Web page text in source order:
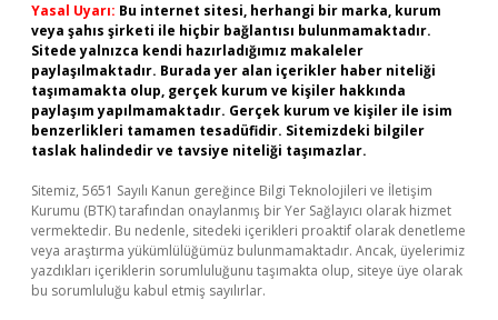
Yasal Uyarı: Bu internet sitesi, herhangi bir marka, kurum
veya şahıs şirketi ile hiçbir bağlantısı bulunmamaktadır.
Sitede yalnızca kendi hazırladığımız makaleler
paylaşılmaktadır. Burada yer alan içerikler haber niteliği
taşımamakta olup, gerçek kurum ve kişiler hakkında
paylaşım yapılmamaktadır. Gerçek kurum ve kişiler ile isim
benzerlikleri tamamen tesadüfidir. Sitemizdeki bilgiler
taslak halindedir ve tavsiye niteliği taşımazlar.
Sitemiz, 5651 Sayılı Kanun gereğince Bilgi Teknolojileri ve İletişim
Kurumu (BTK) tarafından onaylanmış bir Yer Sağlayıcı olarak hizmet
vermektedir. Bu nedenle, sitedeki içerikleri proaktif olarak denetleme
veya araştırma yükümlülüğümüz bulunmamaktadır. Ancak, üyelerimiz
yazdıkları içeriklerin sorumluluğunu taşımakta olup, siteye üye olarak
bu sorumluluğu kabul etmiş sayılırlar.